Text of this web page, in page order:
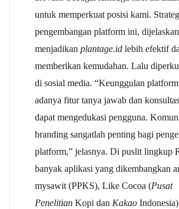
untuk memperkuat posisi kami.
pengembangan platform ini,
menjadikan plantage.id lebih efektif
memberikan kemudahan. Lalu
di sosial media. “Keunggulan
adanya fitur tanya jawab dan
dapat mengedukasi pengguna.
branding sangatlah penting bagi
platform,” jelasnya. Di puslit lingkup
banyak aplikasi yang dikembangkan
mysawit (PPKS), Like Cocoa (Pusat
Penelitian Kopi dan Kakao